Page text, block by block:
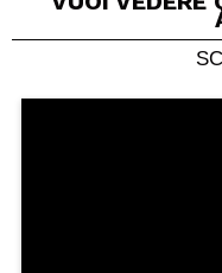
Il tuo video